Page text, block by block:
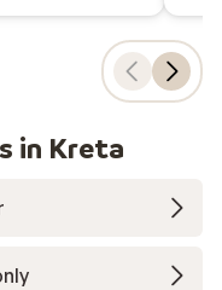
in Kreta